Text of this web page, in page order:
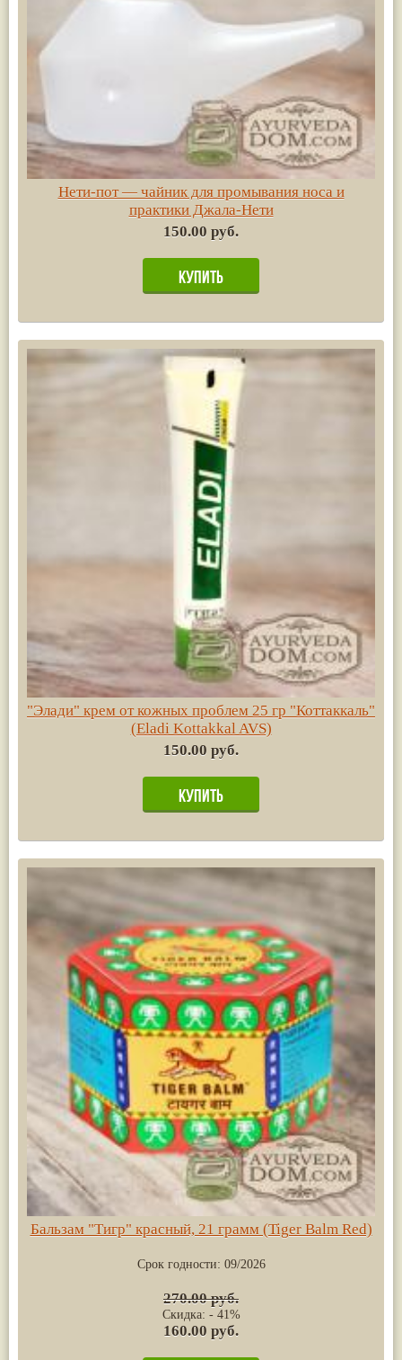
Нети-пот — чайник для промывания носа и
практики Джала-Нети
150.00 руб.
"Элади" крем от кожных проблем 25 гр "Коттаккаль"
(Eladi Kottakkal AVS)
150.00 руб.
Бальзам "Тигр" красный, 21 грамм (Tiger Balm Red)
Срок годности: 09/2026
270.00 руб.
Скидка: - 41%
160.00 руб.